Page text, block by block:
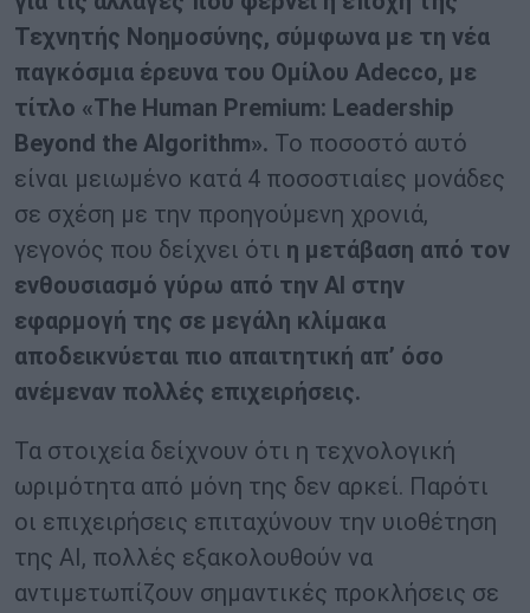
Τεχνητής Νοημοσύνης, σύμφωνα με τη νέα
παγκόσμια έρευνα του Ομίλου Adecco, με
τίτλο «The Human Premium: Leadership
Beyond the Algorithm». Το ποσοστό αυτό
είναι μειωμένο κατά 4 ποσοστιαίες μονάδες
σε σχέση με την προηγούμενη χρονιά,
γεγονός που δείχνει ότι η μετάβαση από τον
ενθουσιασμό γύρω από την AI στην
εφαρμογή της σε μεγάλη κλίμακα
αποδεικνύεται πιο απαιτητική απ’ όσο
ανέμεναν πολλές επιχειρήσεις.
Τα στοιχεία δείχνουν ότι η τεχνολογική
ωριμότητα από μόνη της δεν αρκεί. Παρότι
οι επιχειρήσεις επιταχύνουν την υιοθέτηση
της AI, πολλές εξακολουθούν να
αντιμετωπίζουν σημαντικές προκλήσεις σε